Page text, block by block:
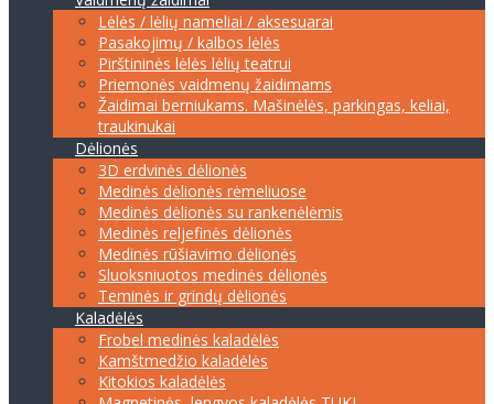
Lėlės / lėlių nameliai / aksesuarai
Pasakojimų / kalbos lėlės
Pirštininės lėlės lėlių teatrui
Priemonės vaidmenų žaidimams
Žaidimai berniukams. Mašinėlės, parkingas, keliai,
traukinukai
Dėlionės
3D erdvinės dėlionės
Medinės dėlionės rėmeliuose
Medinės dėlionės su rankenėlėmis
Medinės reljefinės dėlionės
Medinės rūšiavimo dėlionės
Sluoksniuotos medinės dėlionės
Teminės ir grindų dėlionės
Kaladėlės
Frobel medinės kaladėlės
Kamštmedžio kaladėlės
Kitokios kaladėlės